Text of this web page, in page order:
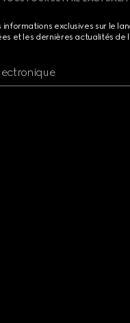
informations exclusives sur le
et les dernières actualités de